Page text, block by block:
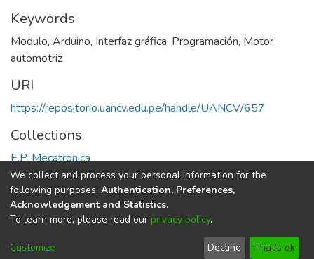
Keywords
Modulo, Arduino, Interfaz gráfica, Programación, Motor
automotriz
URI
https://repositorio.uancv.edu.pe/handle/UANCV/657
Collections
E.P. Mecatronica
Full item page
DSpace softwarecopyright © 2002-2026
Cookie
End User
Send
We collect and process your personal information for the
following purposes: Authentication, Preferences,
Acknowledgement and Statistics.
To learn more, please read our privacy policy.
Customize Decline That's ok